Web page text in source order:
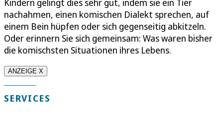
Kindern gelingt dies sehr gut, indem sie ein Tier
nachahmen, einen komischen Dialekt sprechen, auf
einem Bein hüpfen oder sich gegenseitig abkitzeln.
Oder erinnern Sie sich gemeinsam: Was waren bisher
die komischsten Situationen ihres Lebens.
ANZEIGE X
SERVICES